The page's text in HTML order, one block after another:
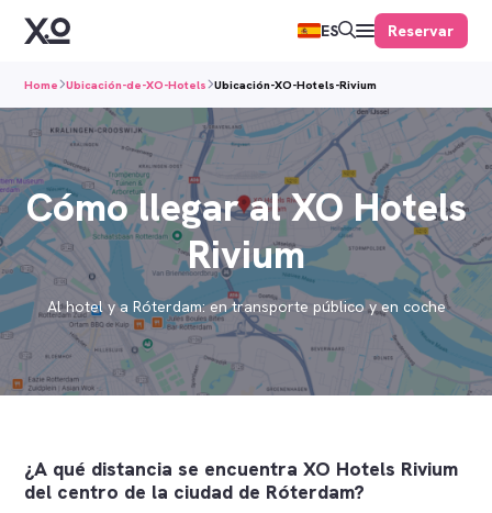
ES Reservar
Home Ubicación-de-XO-Hotels Ubicación-XO-Hotels-Rivium
Cómo llegar al XO Hotels
Rivium
Al hotel y a Róterdam: en transporte público y en coche
¿A qué distancia se encuentra XO Hotels Rivium
del centro de la ciudad de Róterdam?